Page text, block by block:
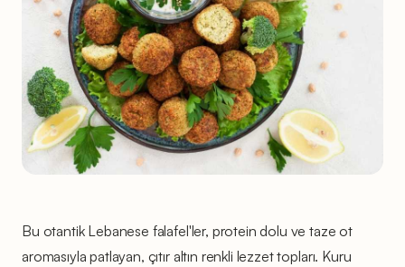
Bu otantik Lebanese falafel'ler, protein dolu ve taze ot
aromasıyla patlayan, çıtır altın renkli lezzet topları. Kuru